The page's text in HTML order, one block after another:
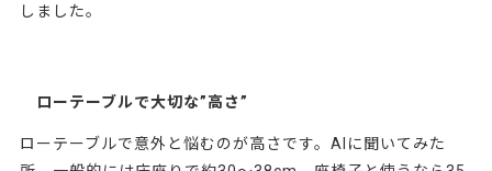
しました。
ローテーブルで大切な”高さ”
ローテーブルで意外と悩むのが高さです。AIに聞いてみた